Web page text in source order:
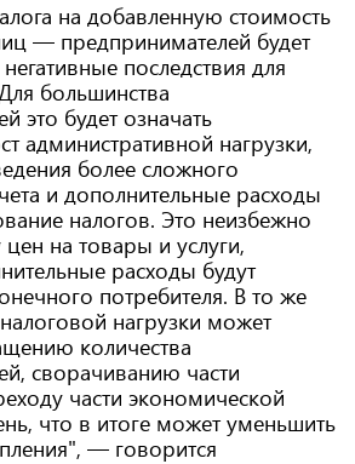
на добавленную стоимость
— предпринимателей будет
последствия для
большинства
это будет означать
административной нагрузки,
более сложного
и дополнительные расходы
налогов. Это неизбежно
на товары и услуги,
расходы будут
потребителя. В то же
нагрузки может
количества
сворачиванию части
части экономической
что в итоге может уменьшить
— говорится